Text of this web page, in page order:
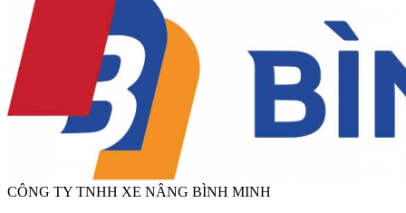
CÔNG TY TNHH XE NÂNG BÌNH MINH